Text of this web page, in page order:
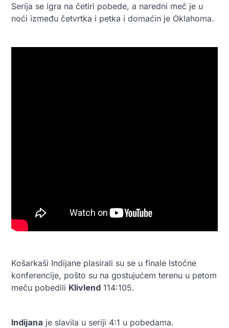
Serija se igra na četiri pobede, a naredni meč je u
noći između četvrtka i petka i domaćin je Oklahoma.
Košarkaši Indijane plasirali su se u finale Istočne
konferencije, pošto su na gostujućem terenu u petom
meču pobedili Klivlend 114:105.
Indijana je slavila u seriji 4:1 u pobedama.